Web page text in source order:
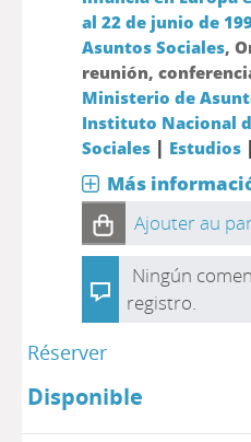
al 22 de junio de
Asuntos Sociales,
reunión,
Ministerio de
Instituto Nacional
Sociales| Estudios|
Más
Ajouter au
Ningún
registro.
Réserver
Disponible